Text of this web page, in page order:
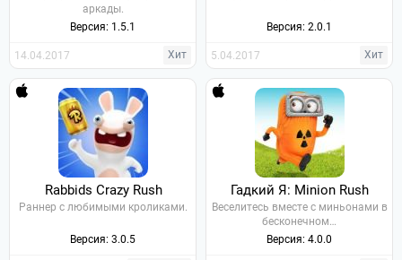
аркады.
Версия: 1.5.1
14.04.2017 Хит
Версия: 2.0.1
5.04.2017 Хит
Rabbids Crazy Rush
Раннер с любимыми кроликами.
Версия: 3.0.5
Гадкий Я: Minion Rush
Веселитесь вместе с миньонами в
бесконечном…
Версия: 4.0.0